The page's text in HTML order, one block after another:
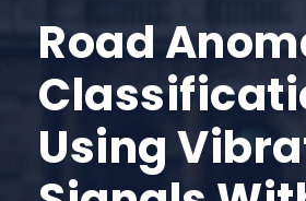
Road
Using